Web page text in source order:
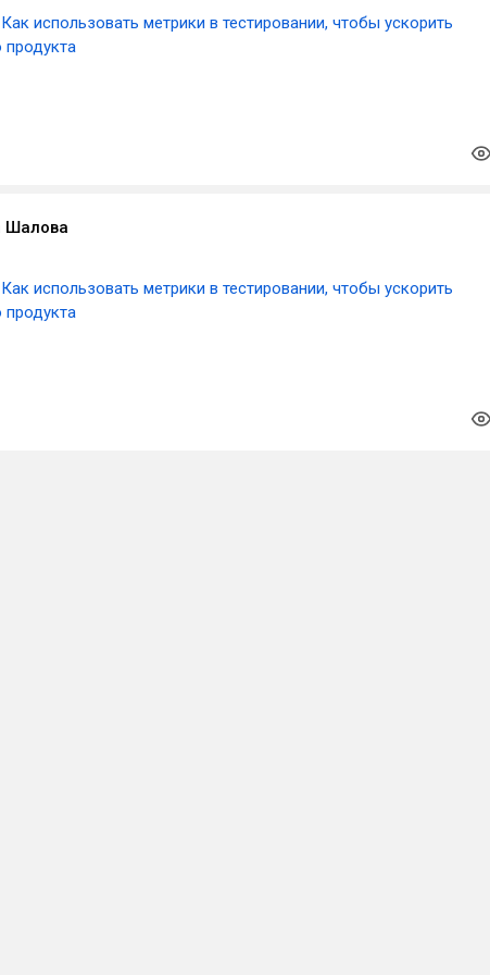
Как использовать метрики в тестировании, чтобы ускорить
продукта
Шалова
Как использовать метрики в тестировании, чтобы ускорить
продукта